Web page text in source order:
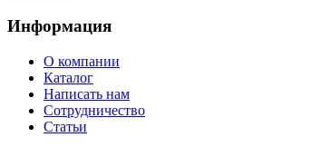
Информация
О компании
Каталог
Написать нам
Сотрудничество
Статьи